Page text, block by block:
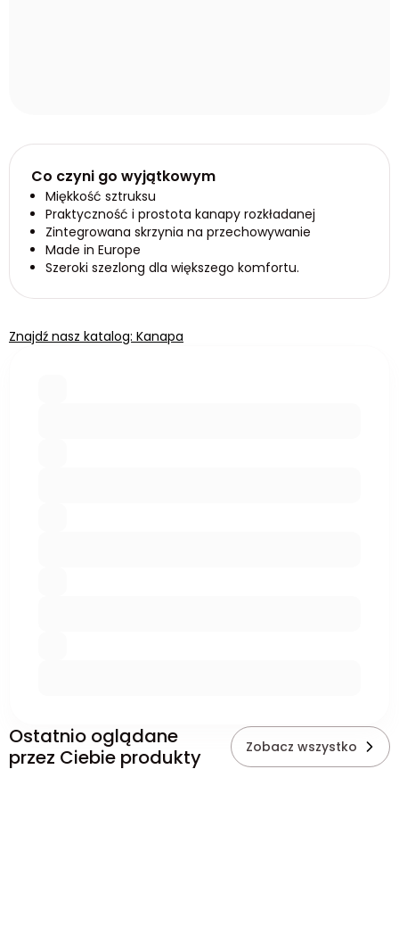
Co czyni go wyjątkowym
Miękkość sztruksu
Praktyczność i prostota kanapy rozkładanej
Zintegrowana skrzynia na przechowywanie
Made in Europe
Szeroki szezlong dla większego komfortu.
Znajdź nasz katalog: Kanapa
Ostatnio oglądane
przez Ciebie produkty
Zobacz wszystko